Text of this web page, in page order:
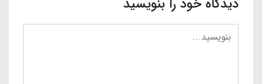
دیدگاه خود را بنویسید